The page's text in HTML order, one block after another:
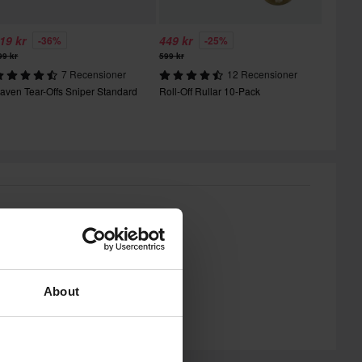
About
kr -36%
kr
7 Recensioner
Tear-Offs Sniper Standard
449 kr -25%
599 kr
12 Recensioner
Roll-Off Rullar 10-Pack